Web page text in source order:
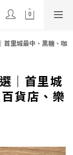
首里城最中、黑糖、咖
｜首里城
貨店、樂